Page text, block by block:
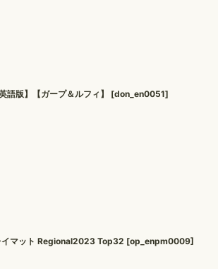
語版】【ガープ＆ルフィ】 [don_en0051]
イマット Regional2023 Top32 [op_enpm0009]